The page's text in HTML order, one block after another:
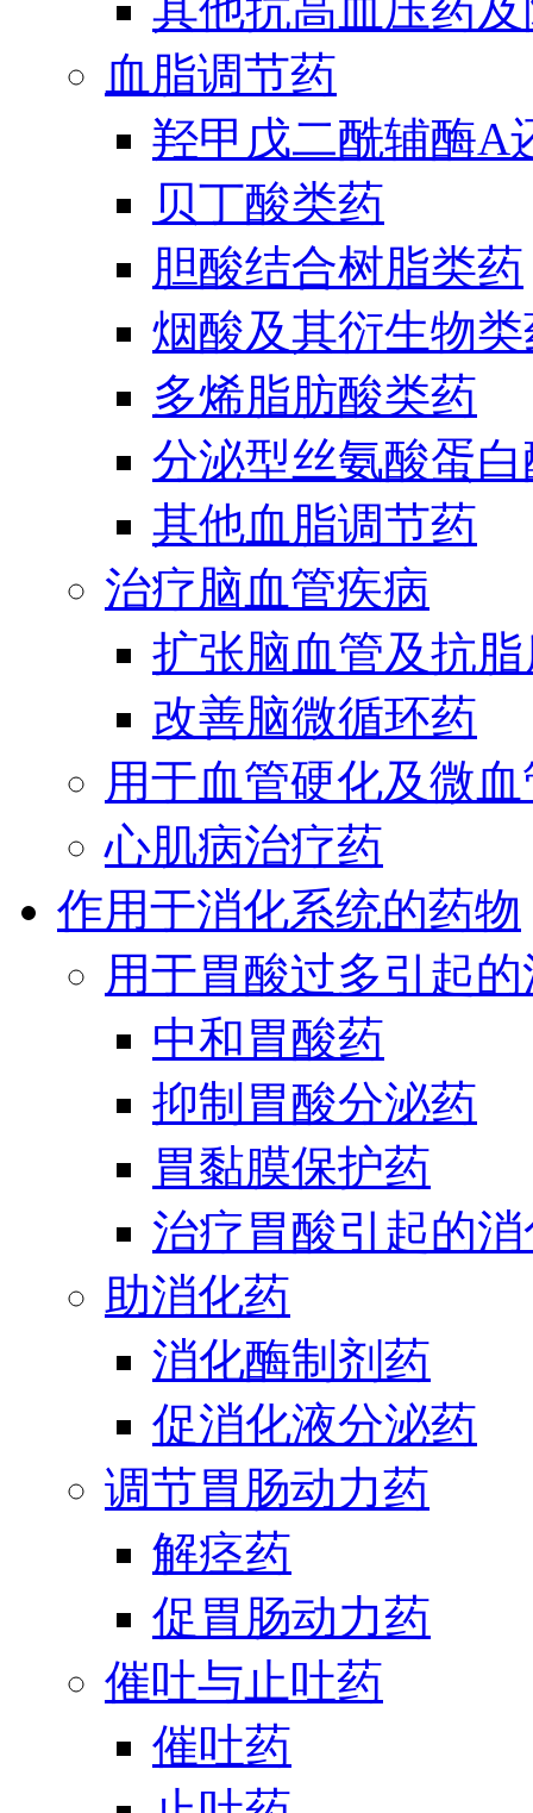
血脂调节药
羟甲戊二酰辅酶A
贝丁酸类药
胆酸结合树脂类药
烟酸及其衍生物
多烯脂肪酸类药
分泌型丝氨酸蛋
其他血脂调节药
治疗脑血管疾病
扩张脑血管及抗
改善脑微循环药
用于血管硬化及微
心肌病治疗药
作用于消化系统的药物
用于胃酸过多引起
中和胃酸药
抑制胃酸分泌药
胃黏膜保护药
治疗胃酸引起的
助消化药
消化酶制剂药
促消化液分泌药
调节胃肠动力药
解痉药
促胃肠动力药
催吐与止吐药
催吐药